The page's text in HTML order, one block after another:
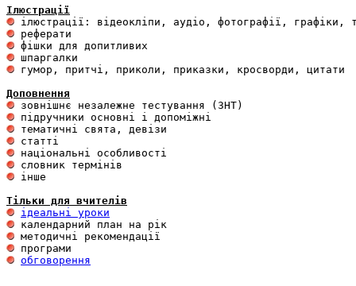
Ілюстрації
гумор, притчі, приколи, приказки, кросворди, цитати
Доповнення
інше
Тільки для вчителів
ідеальні уроки
обговорення